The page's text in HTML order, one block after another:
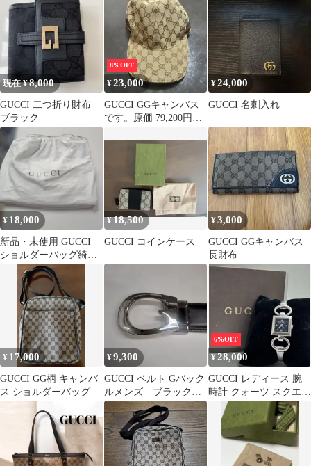
現在 ¥8,000
GUCCI 二つ折り財布
ブラック
8%OFF
¥23,000
GUCCI GGキャンバス
です。原価 79,200円状
¥24,000
GUCCI 名刺入れ
¥ 18,000
新品・未使用 GUCCI
ショルダーバッグ綺
麗、オシャレ使いやす
いベイシック
¥18,500
GUCCI コインケース
¥3,000
GUCCI GGキャンバス
長財布
¥ 17,000
GUCCI GG柄 キャンバ
ス ショルダーバッグ
¥9,300
GUCCI ベルト Gバック
ルメンズ ブラックブ
ラウンリバーシブル
6%OFF
¥28,000
GUCCI レディース 腕
時計 クォーツ スクエア
ブラック文字盤